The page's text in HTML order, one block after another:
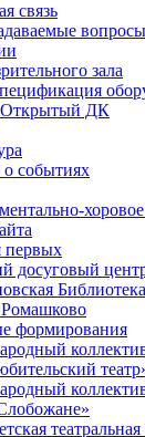
связь
вопросы
зала
Открытый ДК
событиях
первых
досуговый
Библиотека
формирования